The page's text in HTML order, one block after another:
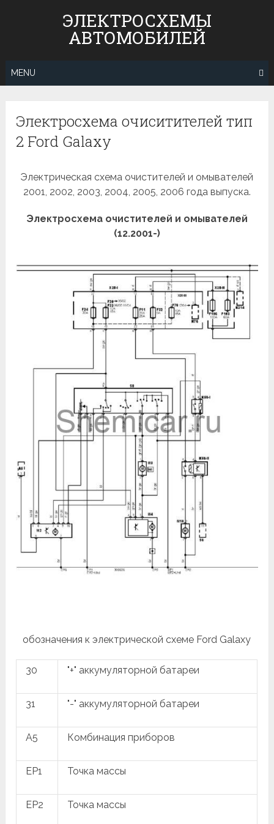
ЭЛЕКТРОСХЕМЫ
АВТОМОБИЛЕЙ
MENU
Электросхема очиситителей тип
2 Ford Galaxy
Электрическая схема очистителей и омывателей
2001, 2002, 2003, 2004, 2005, 2006 года выпуска.
Электросхема очистителей и омывателей
(12.2001-)
обозначения к электрической схеме Ford Galaxy
30 "+" аккумуляторной батареи
31 "-" аккумуляторной батареи
A5 Комбинация приборов
EP1 Точка массы
EP2 Точка массы